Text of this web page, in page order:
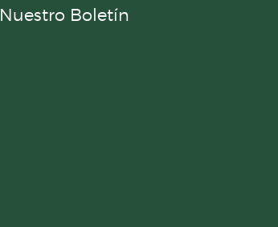
Nuestro Boletín